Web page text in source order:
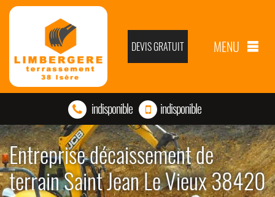
DEVIS GRATUIT MENU
indisponible indisponible
Entreprise décaissement de
terrain Saint Jean Le Vieux 38420